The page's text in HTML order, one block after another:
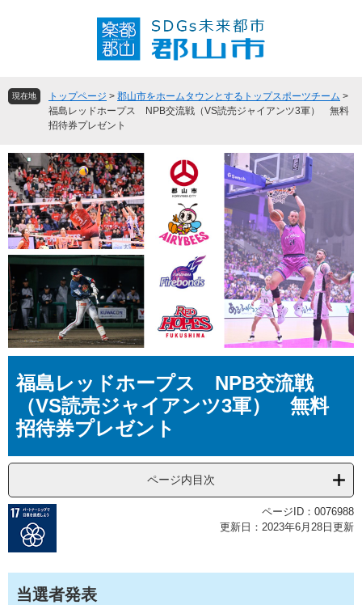
頭
飛
本
文
へ
現在地 トップページ > 郡山市をホームタウンとするトップスポーツチーム >
福島レッドホープス NPB交流戦（VS読売ジャイアンツ3軍） 無料
招待券プレゼント
文福島レッドホープス NPB交流戦
（VS読売ジャイアンツ3軍） 無料
招待券プレゼント
ページ内目次
ページID：0076988
更新日：2023年6月28日更新
当選者発表